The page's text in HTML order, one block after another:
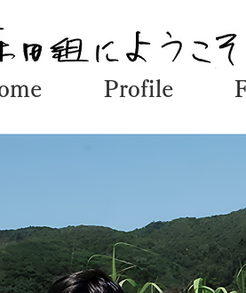
Profile